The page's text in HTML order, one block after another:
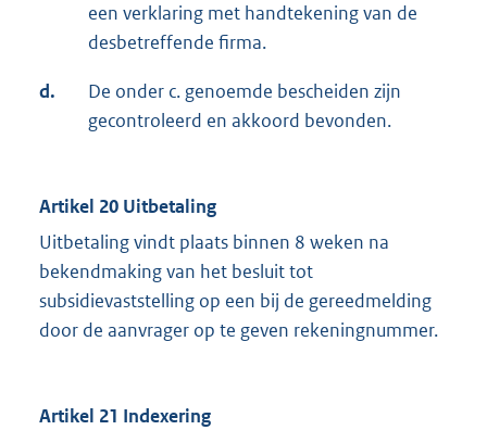
een verklaring met handtekening van de
desbetreffende firma.
d.
De onder c. genoemde bescheiden zijn
gecontroleerd en akkoord bevonden.
Artikel 20 Uitbetaling
Uitbetaling vindt plaats binnen 8 weken na
bekendmaking van het besluit tot
subsidievaststelling op een bij de gereedmelding
door de aanvrager op te geven rekeningnummer.
Artikel 21 Indexering